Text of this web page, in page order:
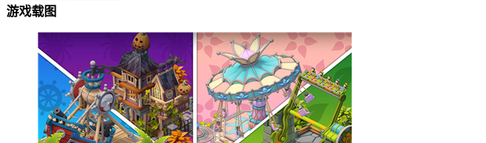
游戏载图